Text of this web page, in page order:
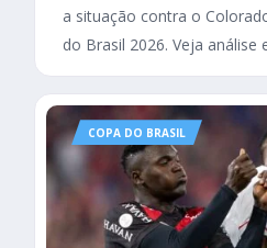
a situação contra o
do Brasil 2026. Veja análise
COPA DO BRASIL